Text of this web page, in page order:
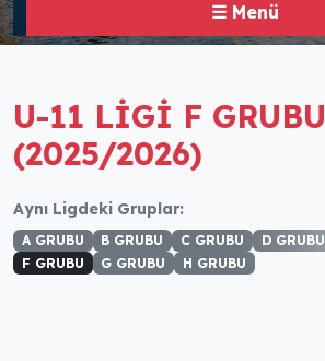
☰ Menü
U-11 LİGİ F GRUBU
(2025/2026)
Aynı Ligdeki Gruplar:
A GRUBU B GRUBU C GRUBU D GRUBU
F GRUBU
G GRUBU H GRUBU